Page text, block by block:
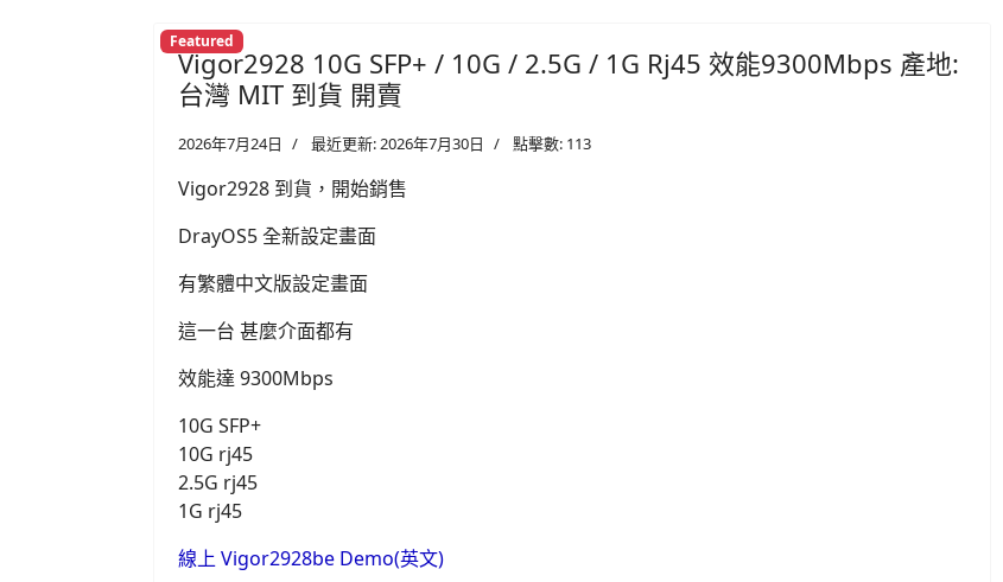
Featured
Vigor2928 10G SFP+ / 10G / 2.5G / 1G Rj45 效能9300Mbps 產地:
台灣 MIT 到貨 開賣
2026年7月24日 最近更新: 2026年7月30日 點擊數: 113
Vigor2928 到貨，開始銷售
DrayOS5 全新設定畫面
有繁體中文版設定畫面
這一台 甚麼介面都有
效能達 9300Mbps
10G SFP+
10G rj45
2.5G rj45
1G rj45
線上 Vigor2928be Demo(英文)